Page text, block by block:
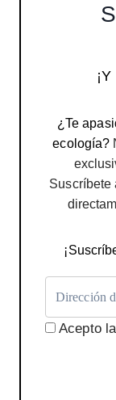
¿Te
ecología?
Suscríbete
Acepto la